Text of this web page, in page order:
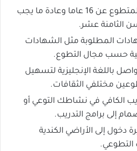
يجب ألا يقل عمر المتطوع عن 16 عاما وعادة ما يجب
الثامنة عشر.
المطلوبة مثل الشهادات
حسب مجال التطوع.
باللغة الإنجليزية لتسهيل
مختلفي الثقافات.
الكافي في نشاطك التوعي أو
إلى برامج التدريب.
دخول إلى الأراضي الكندية